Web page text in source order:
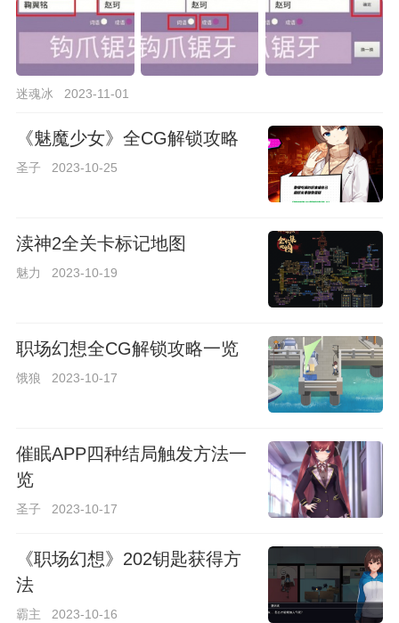
迷魂冰 2023-11-01
《魅魔少女》全CG解锁攻略
圣子 2023-10-25
渎神2全关卡标记地图
魅力 2023-10-19
职场幻想全CG解锁攻略一览
饿狼 2023-10-17
催眠APP四种结局触发方法一
览
圣子 2023-10-17
《职场幻想》202钥匙获得方
法
霸主 2023-10-16